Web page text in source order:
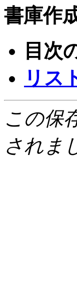
書庫作
目次
リス
この保
されま